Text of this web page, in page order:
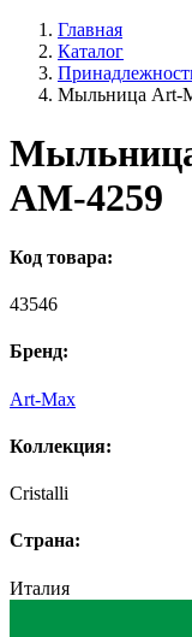
Главная
Каталог
Мыльница Art-
AM-4259
Код товара:
43546
Бренд:
Art-Max
Коллекция:
Cristalli
Страна:
Италия